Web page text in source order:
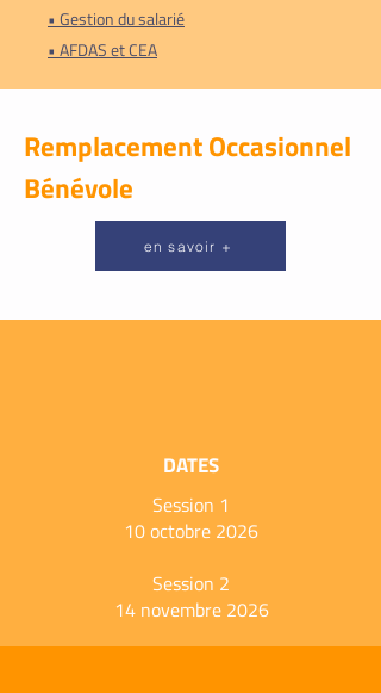
• Gestion du salarié
• AFDAS et CEA
Remplacement Occasionnel
Bénévole
en savoir +
DATES
Session 1
10 octobre 2026
Session 2
14 novembre 2026